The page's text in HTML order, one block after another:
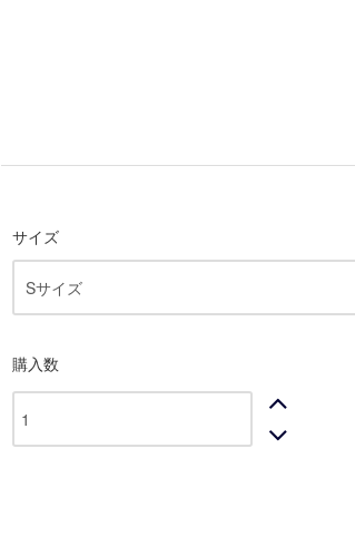
サイズ
購入数